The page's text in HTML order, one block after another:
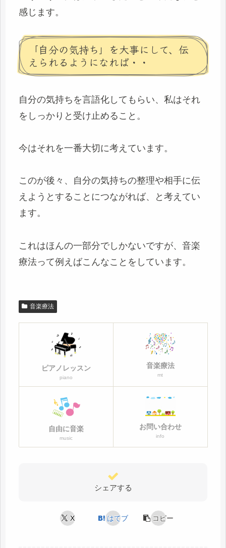
感じます。
「自分の気持ち」を大事にして、伝
えられるようになれば・・
自分の気持ちを言語化してもらい、私はそれ
をしっかりと受け止めること。
今はそれを一番大切に考えています。
このが後々、自分の気持ちの整理や相手に伝
えようとすることにつながれば、と考えてい
ます。
これはほんの一部分でしかないですが、音楽
療法って例えばこんなことをしています。
音楽療法
ピアノレッスン
piano
音楽療法
mt
自由に音楽
music
お問い合わせ
info
シェアする
X はてブ コピー